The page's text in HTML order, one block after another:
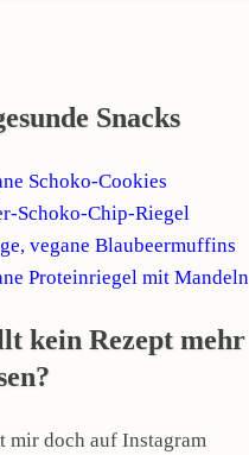
Snacks
Schoko-Cookies
Schoko-Chip-Riegel
vegane Blaubeermuffins
Proteinriegel mit Mandeln
kein Rezept mehr
mir doch auf Instagram